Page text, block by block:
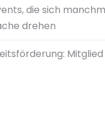
die sich
drehen
Mitglied